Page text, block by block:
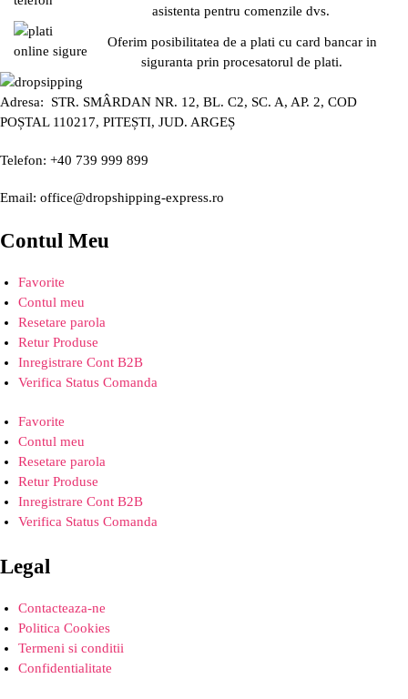
asistenta pentru comenzile dvs.
Oferim posibilitatea de a plati cu card bancar in
siguranta prin procesatorul de plati.
Adresa: STR. SMÂRDAN NR. 12, BL. C2, SC. A, AP. 2, COD
POȘTAL 110217, PITEȘTI, JUD. ARGEȘ
Telefon: +40 739 999 899
Email: office@dropshipping-express.ro
Contul Meu
Favorite
Contul meu
Resetare parola
Retur Produse
Inregistrare Cont B2B
Verifica Status Comanda
Favorite
Contul meu
Resetare parola
Retur Produse
Inregistrare Cont B2B
Verifica Status Comanda
Legal
Contacteaza-ne
Politica Cookies
Termeni si conditii
Confidentialitate